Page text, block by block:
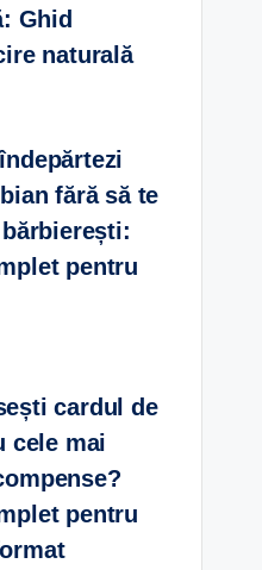
Ghid
naturală
fără să te
pentru
cardul de
cele mai
pentru